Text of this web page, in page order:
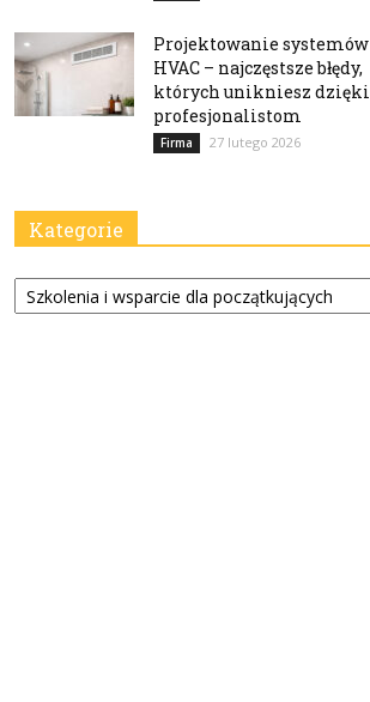
Projektowanie systemów
HVAC – najczęstsze błędy,
których unikniesz dzięki
profesjonalistom
Firma 27 lutego 2026
Kategorie
Kategorie